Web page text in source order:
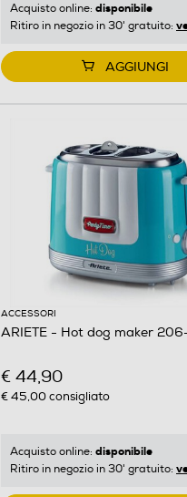
Acquisto online: disponibile
Ritiro in negozio in 30' gratuito:
AGGIUNGI
ACCESSORI
ARIETE - Hot dog maker
€ 44,90
€ 45,00consigliato
Acquisto online: disponibile
Ritiro in negozio in 30' gratuito: